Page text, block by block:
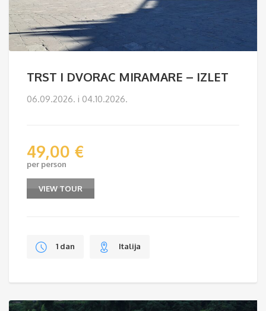
TRST I DVORAC MIRAMARE – IZLET
06.09.2026. i 04.10.2026.
49,00 €
per person
VIEW TOUR
1 dan Italija